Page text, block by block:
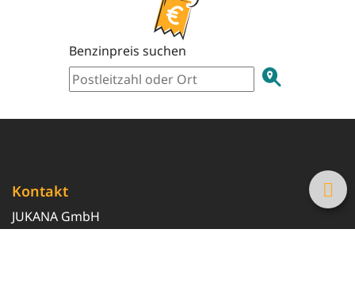
Benzinpreis suchen
Kontakt
JUKANA GmbH